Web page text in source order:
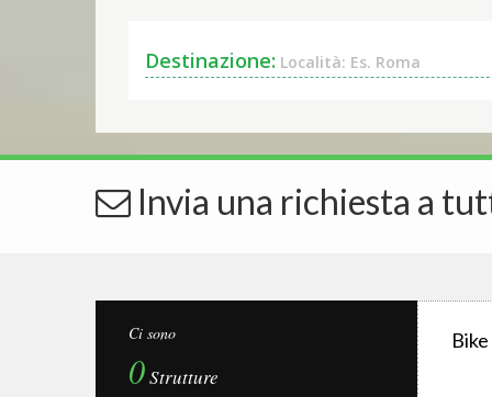
Destinazione: Località: Es. Roma
Invia una richiesta a
Ci sono
0Strutture